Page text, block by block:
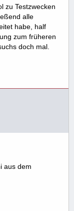
zu Testzwecken
alle
habe, half
zum früheren
doch mal.
aus dem